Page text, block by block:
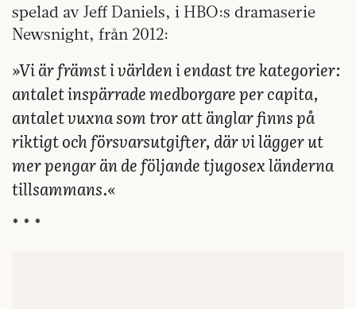
spelad av Jeff Daniels, i HBO:s dramaserie
Newsnight, från 2012:
»Vi är främst i världen i endast tre kategorier:
antalet inspärrade medborgare per capita,
antalet vuxna som tror att änglar finns på
riktigt och försvarsutgifter, där vi lägger ut
mer pengar än de följande tjugosex länderna
tillsammans.«
* * *